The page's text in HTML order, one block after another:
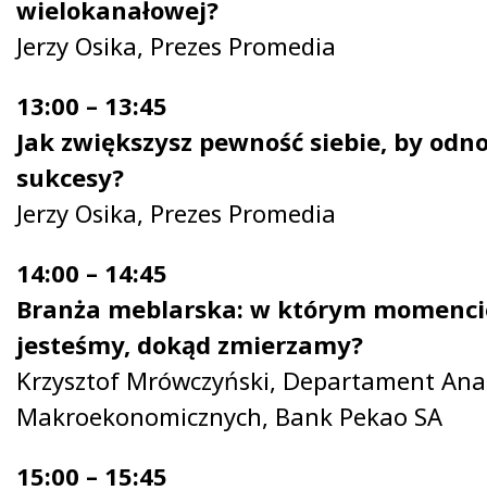
wielokanałowej?
Jerzy Osika, Prezes Promedia
13:00 – 13:45
Jak zwiększysz pewność siebie, by
sukcesy?
Jerzy Osika, Prezes Promedia
14:00 – 14:45
Branża meblarska: w którym
jesteśmy, dokąd zmierzamy?
Krzysztof Mrówczyński, Departament
Makroekonomicznych, Bank Pekao SA
15:00 – 15:45